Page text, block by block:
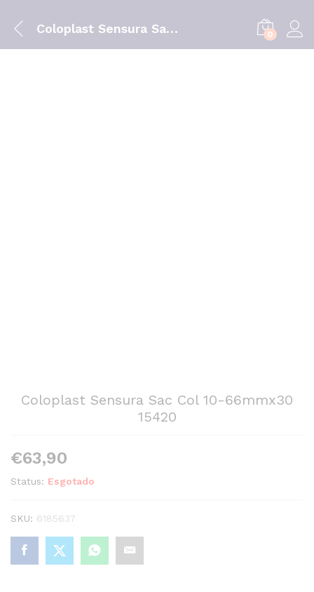
Coloplast Sensura Sac Col 10-66mmx30 15420 0
Coloplast Sensura Sac Col 10-66mmx30
15420
€63,90
Status: Esgotado
SKU: 6185637